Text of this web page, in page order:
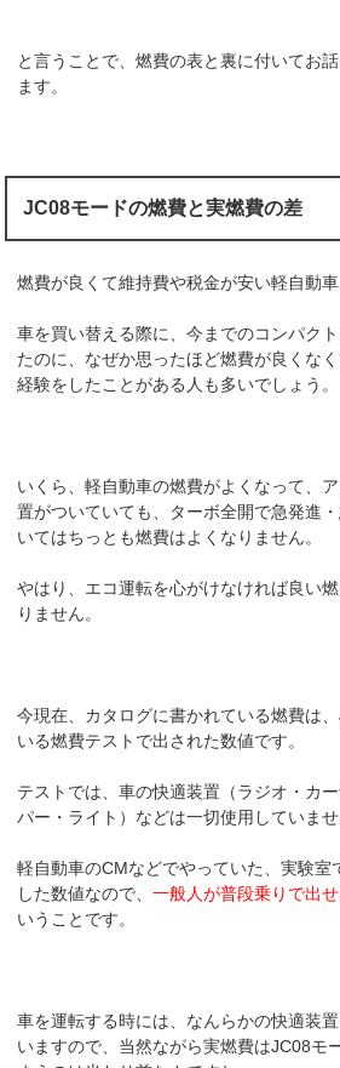
と言うことで、燃費の表と裏に付いてお
ます。
JC08モードの燃費と実燃費の差
燃費が良くて維持費や税金が安い軽自動車
車を買い替える際に、今までのコンパク
たのに、なぜか思ったほど燃費が良くな
経験をしたことがある人も多いでしょう。
いくら、軽自動車の燃費がよくなって、
置がついていても、ターボ全開で急発進
いてはちっとも燃費はよくなりません。
やはり、エコ運転を心がけなければ良い
りません。
今現在、カタログに書かれている燃費は
いる燃費テストで出された数値です。
テストでは、車の快適装置（ラジオ・カ
パー・ライト）などは一切使用していませ
軽自動車のCMなどでやっていた、実験室
した数値なので、一般人が普段乗りで出
いうことです。
車を運転する時には、なんらかの快適装
いますので、当然ながら実燃費はJC08モ